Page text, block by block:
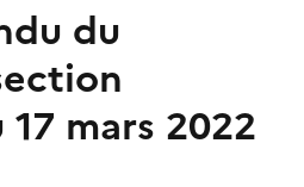
du
mars 2022